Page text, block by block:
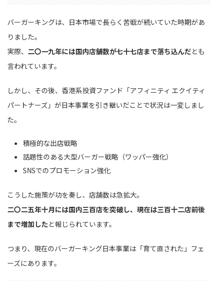
バーガーキングは、日本市場で長らく苦戦が続いていた時期があ
りました。
実際、 二〇一九年には国内店舗数が七十七店まで落ち込んだとも
言われています。
しかし、その後、香港系投資ファンド「アフィニティ エクイティ
パートナーズ」が日本事業を引き継いだことで状況は一変しまし
た。
積極的な出店戦略
話題性のある大型バーガー戦略（ワッパー強化）
SNSでのプロモーション強化
こうした施策が功を奏し、店舗数は急拡大。
二〇二五年十月には国内三百店を突破し、現在は三百十二店前後
まで増加したと報じられています。
つまり、現在のバーガーキング日本事業は「育て直された」フェ
ーズにあります。